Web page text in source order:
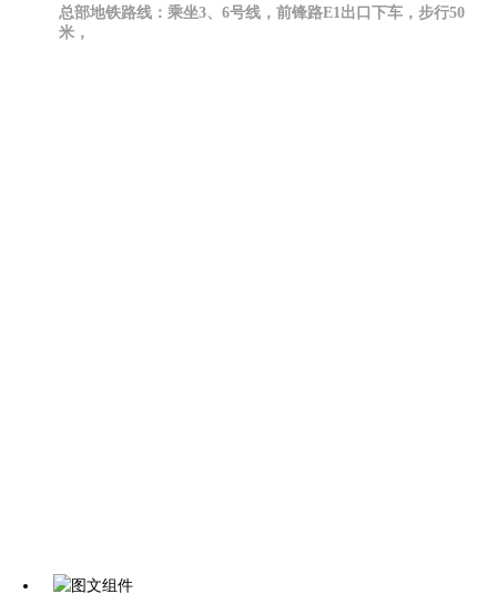
总部地铁路线：乘坐3、6号线，前锋路E1出口下车，步行50
米，